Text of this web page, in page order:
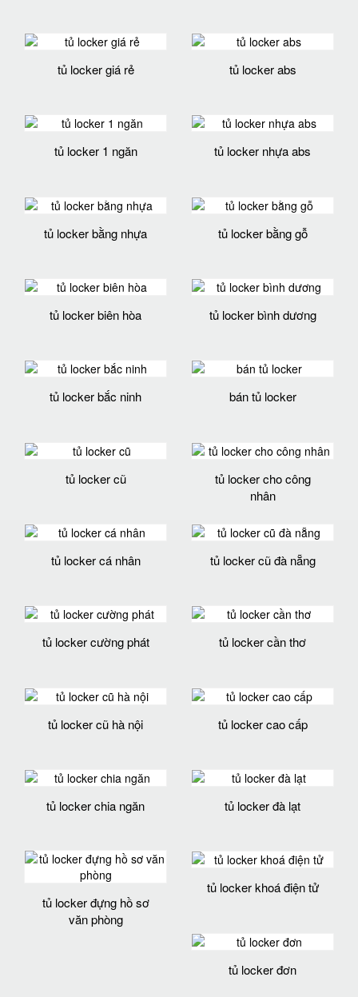
tủ locker giá rẻ tủ locker abs
tủ locker 1 ngăn tủ locker nhựa abs
tủ locker bằng nhựa tủ locker bằng gỗ
tủ locker biên hòa tủ locker bình dương
tủ locker bắc ninh bán tủ locker
tủ locker cũ
tủ locker cho công
nhân
tủ locker cá nhân tủ locker cũ đà nẵng
tủ locker cường phát tủ locker cần thơ
tủ locker cũ hà nội tủ locker cao cấp
tủ locker chia ngăn tủ locker đà lạt
tủ locker đựng hồ sơ
văn phòng
tủ locker khoá điện tử
tủ locker đơn